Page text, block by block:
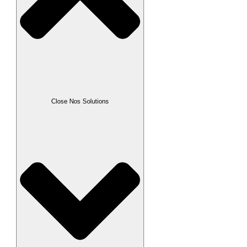
Close Nos Solutions